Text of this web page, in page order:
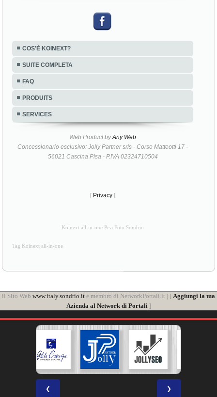
COS'È KOINEXT?
SUITE COMPLETA
FAQ
PRODUITS
SERVICES
Web Product byAny Web
Concessionario esclusivo: Jolly Partner srls - Corso Matteotti 17 -
56021 Cascina Pisa - P.IVA 02324710504
[ Privacy ]
Koinext all-in-one Pisa Foto Sondrio
Tag Koinext all-in-one
il Sito Web www.italy.sondrio.it è membro di NetworkPortali.it | [ Aggiungi la tua
Azienda al Network di Portali ]
❮ ❯